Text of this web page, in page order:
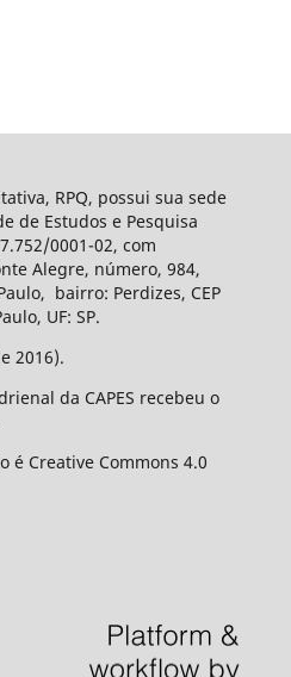
RPQ, possui sua sede
de Estudos e Pesquisa
0001-02, com
Alegre, número, 984,
bairro: Perdizes, CEP
UF: SP.
2016).
da CAPES recebeu o
é Creative Commons 4.0